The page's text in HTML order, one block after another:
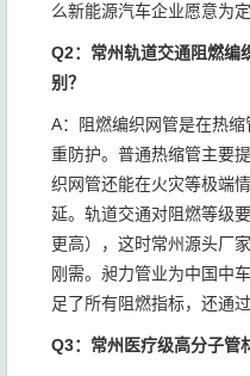
么新能源汽车企业愿意为
Q2：常州轨道交通阻燃编
别？
A：阻燃编织网管是在热
重防护。普通热缩管主要
织网管还能在火灾等极端
延。轨道交通对阻燃等级
更高），这时常州源头厂
刚需。昶力管业为中国中
足了所有阻燃指标，还通
Q3：常州医疗级高分子管